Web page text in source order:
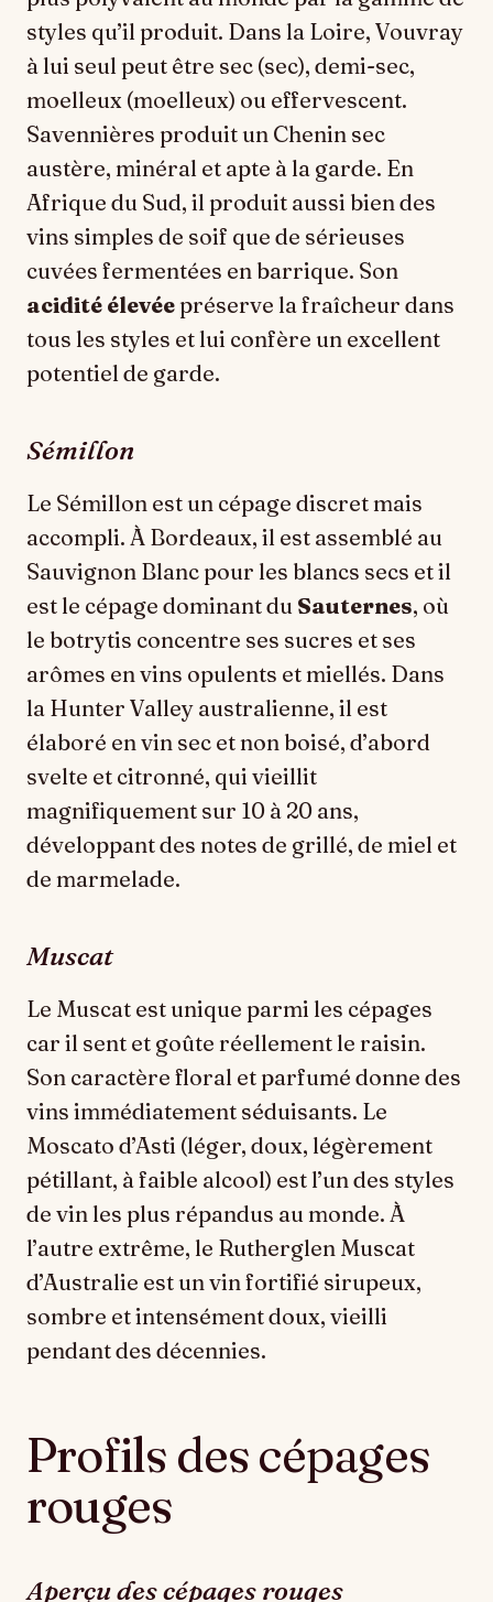
styles qu’il produit. Dans la Loire, Vouvray
à lui seul peut être sec (sec), demi-sec,
moelleux (moelleux) ou effervescent.
Savennières produit un Chenin sec
austère, minéral et apte à la garde. En
Afrique du Sud, il produit aussi bien des
vins simples de soif que de sérieuses
cuvées fermentées en barrique. Son
acidité élevéepréserve la fraîcheur dans
tous les styles et lui confère un excellent
potentiel de garde.
Sémillon
Le Sémillon est un cépage discret mais
accompli. À Bordeaux, il est assemblé au
Sauvignon Blanc pour les blancs secs et il
est le cépage dominant du Sauternes, où
le botrytis concentre ses sucres et ses
arômes en vins opulents et miellés. Dans
la Hunter Valley australienne, il est
élaboré en vin sec et non boisé, d’abord
svelte et citronné, qui vieillit
magnifiquement sur 10 à 20 ans,
développant des notes de grillé, de miel et
de marmelade.
Muscat
Le Muscat est unique parmi les cépages
car il sent et goûte réellement le raisin.
Son caractère floral et parfumé donne des
vins immédiatement séduisants. Le
Moscato d’Asti (léger, doux, légèrement
pétillant, à faible alcool) est l’un des styles
de vin les plus répandus au monde. À
l’autre extrême, le Rutherglen Muscat
d’Australie est un vin fortifié sirupeux,
sombre et intensément doux, vieilli
pendant des décennies.
Profils des cépages
rouges
Aperçu des cépages rouges